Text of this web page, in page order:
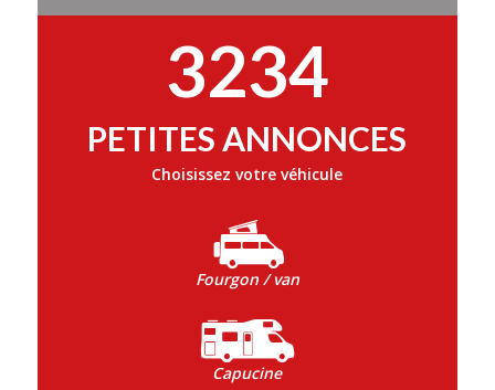
3234
PETITES ANNONCES
Choisissez votre véhicule
Fourgon / van
Capucine